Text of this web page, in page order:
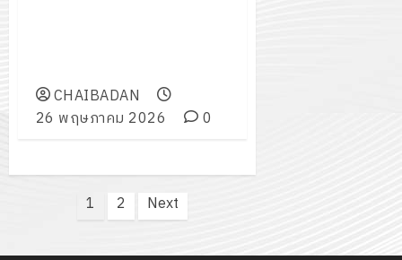
CHAIBADAN
26 พฤษภาคม 2026
0
Posts
pagination
1 2 Next